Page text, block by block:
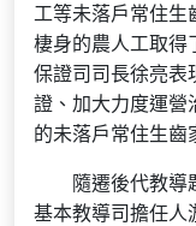
工等未落戶常住
棲身的農人工取得
保證司司長徐亮表
證、加大力度運營
的未落戶常住生齒
隨遷後代教導
基本教導司擔任人